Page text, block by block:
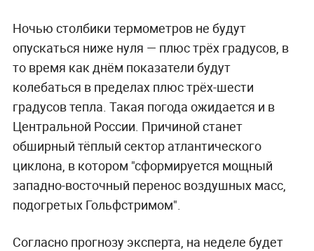
Ночью столбики термометров не будут
опускаться ниже нуля — плюс трёх градусов, в
то время как днём показатели будут
колебаться в пределах плюс трёх-шести
градусов тепла. Такая погода ожидается и в
Центральной России. Причиной станет
обширный тёплый сектор атлантического
циклона, в котором "сформируется мощный
западно-восточный перенос воздушных масс,
подогретых Гольфстримом".
Согласно прогнозу эксперта, на неделе будет